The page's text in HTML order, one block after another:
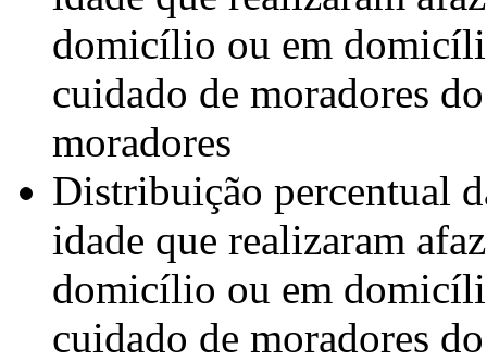
domicílio ou em
cuidado de moradores
moradores
Distribuição percentual
idade que realizaram
domicílio ou em
cuidado de moradores